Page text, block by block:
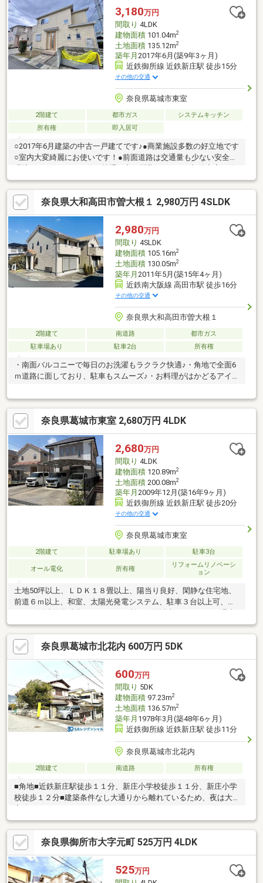
ご覧いただけます■□■本物件のご質問・ご内覧等については、担
当：柳原（やなぎはら）までご連絡ください。担当直通：080-
7376-2808
3,180万円
間取り 4LDK
建物面積101.04m2
土地面積135.12m2
築年月 2017年6月(築9年3ヶ月)
近鉄御所線 近鉄新庄駅 徒歩15分
その他の交通
奈良県葛城市東室
2階建て 都市ガス
システムキッチン
所有権
即入居可
○2017年6月建築の中古一戸建てです♪●商業施設多数の好立地です
○室内大変綺麗にお使いです！●前面道路は交通量も少ない安全な
い勝手のいい間取りです！○車での移動に適した環境です！閑静
な住宅街に立地しています♪ご見学日お気軽にご相談ください！
奈良県大和高田市曽大根１ 2,980万円 4SLDK
2,980万円
間取り 4SLDK
建物面積105.16m2
土地面積130.05m2
築年月 2011年5月(築15年4ヶ月)
近鉄南大阪線 高田市駅 徒歩16分
その他の交通
奈良県大和高田市曽大根１
2階建て 南道路
都市ガス
駐車場あり
駐車2台 所有権
・南面バルコニーで毎日のお洗濯もラクラク快適♪・角地で全面6
ｍ道路に面しており、駐車もスムーズ♪・お料理がはかどるアイラ
奈良県葛城市東室 2,680万円 4LDK
2,680万円
間取り 4LDK
建物面積120.89m2
土地面積200.08m2
築年月 2009年12月(築16年9ヶ月)
近鉄御所線 近鉄新庄駅 徒歩20分
その他の交通
奈良県葛城市東室
2階建て 駐車場あり 駐車3台
オール電化 所有権
リフォームリノベーシ
ョン
土地50坪以上、ＬＤＫ１８畳以上、陽当り良好、閑静な住宅地、
前道６ｍ以上、和室、太陽光発電システム、駐車３台以上可、シ
洗浄便座、ＴＶモニタ付インターホン、通風良好、ウォークイン
クローゼット、平坦地、開発分譲地内、オール電化
奈良県葛城市北花内 600万円 5DK
600万円
間取り 5DK
建物面積97.23m2
土地面積136.57m2
築年月 1978年3月(築48年6ヶ月)
近鉄御所線 近鉄新庄駅 徒歩11分
奈良県葛城市北花内
2階建て 南道路 所有権
■角地■近鉄新庄駅徒歩１１分、新庄小学校徒歩１１分、新庄小学
校徒歩１２分■建築条件なし大通りから離れているため、夜は大
変静かです。
奈良県御所市大字元町 525万円 4LDK
525万円